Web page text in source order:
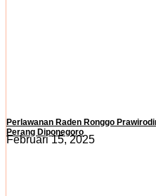
Perlawanan Raden Ronggo
Perang Diponegoro
Februari 15, 2025